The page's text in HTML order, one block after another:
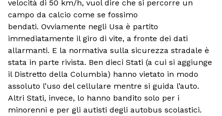
velocità di 50 km/h, vuol dire che si percorre un
campo da calcio come se fossimo
bendati. Ovviamente negli Usa è partito
immediatamente il giro di vite, a fronte dei dati
allarmanti. E la normativa sulla sicurezza stradale è
stata in parte rivista. Ben dieci Stati (a cui si aggiunge
il Distretto della Columbia) hanno vietato in modo
assoluto l’uso del cellulare mentre si guida l’auto.
Altri Stati, invece, lo hanno bandito solo per i
minorenni e per gli autisti degli autobus scolastici.